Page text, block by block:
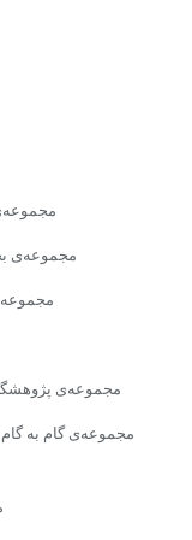
مجموعه‌ى بچه‌ى خوب
مجموعه‌ى
مجموعه‌ى
مجموعه‌ى گام به گام